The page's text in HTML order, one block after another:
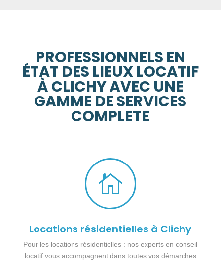
PROFESSIONNELS EN
ÉTAT DES LIEUX LOCATIF
À CLICHY AVEC UNE
GAMME DE SERVICES
COMPLETE

Locations résidentielles à Clichy
Pour les locations résidentielles : nos experts en conseil
locatif vous accompagnent dans toutes vos démarches